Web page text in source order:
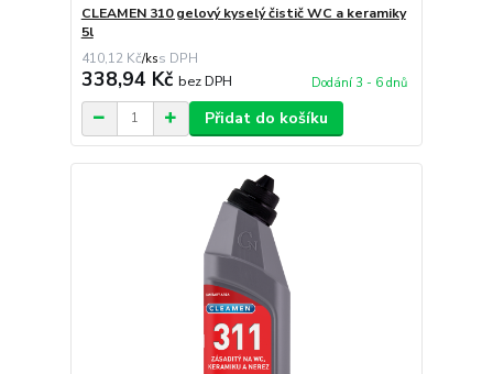
CLEAMEN 310 gelový kyselý čistič WC a keramiky
5l
410,12 Kč/ks
338,94 Kč bez DPH Dodání 3 - 6 dnů
Přidat do košíku